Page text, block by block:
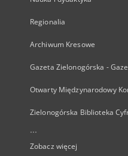
Regionalia
Archiwum Kresowe
Gazeta Zielonogórska -
Otwarty Międzynarodowy
Zielonogórska Biblioteka
...
Zobacz więcej